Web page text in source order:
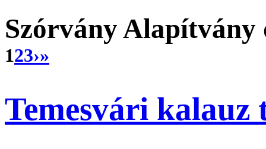
Szórvány Alapítvány
123›»
Temesvári kalauz